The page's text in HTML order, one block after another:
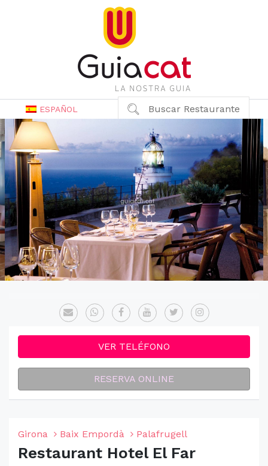
ESPAÑOL Buscar Restaurante
VER TELÉFONO
RESERVA ONLINE
Girona Baix Empordà Palafrugell
Restaurant Hotel El Far